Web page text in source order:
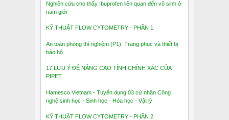
Nghiên cứu cho thấy Ibuprofen liên quan đến vô sinh ở
nam giới
KỸ THUẬT FLOW CYTOMETRY - PHẦN 1
An toàn phòng thí nghiệm (P1): Trang phục và thiết bị
bảo hộ
17 LƯU Ý ĐỂ NÂNG CAO TÍNH CHÍNH XÁC CỦA
PIPET
Hamesco Vietnam - Tuyển dụng 03 cử nhân Công
nghệ sinh học - Sinh học - Hóa học - Vật lý
KỸ THUẬT FLOW CYTOMETRY - PHẦN 2